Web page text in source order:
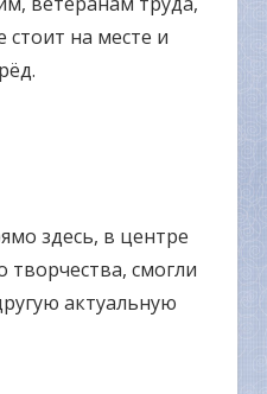
стоит на месте и
здесь, в центре
творчества, смогли
актуальную